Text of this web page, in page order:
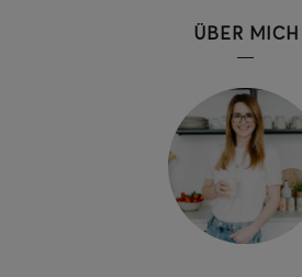
ÜBER MICH